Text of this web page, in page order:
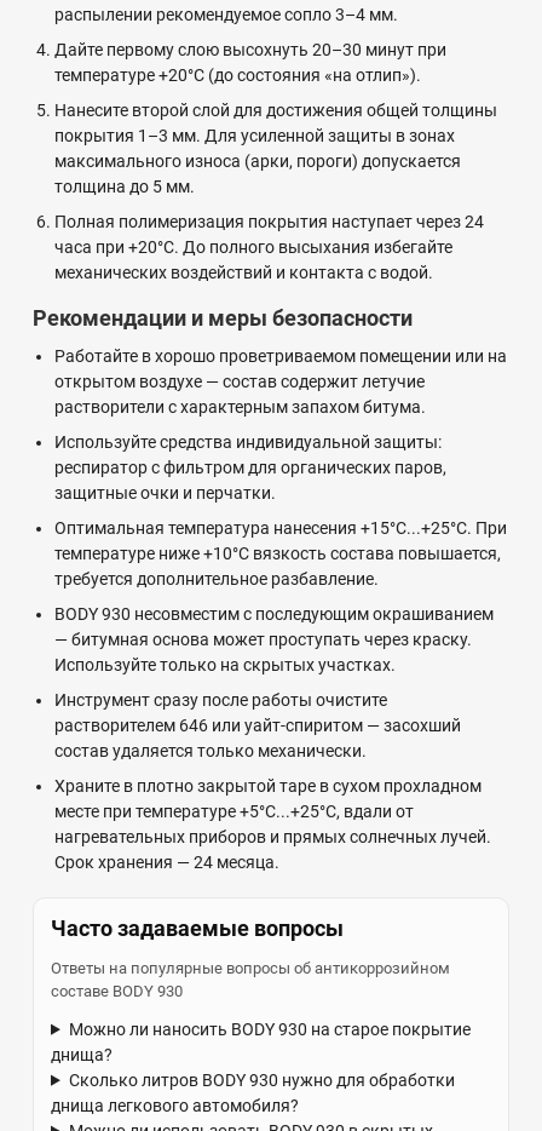
распылении рекомендуемое сопло 3–4 мм.
Дайте первому слою высохнуть 20–30 минут при
температуре +20°C (до состояния «на отлип»).
Нанесите второй слой для достижения общей толщины
покрытия 1–3 мм. Для усиленной защиты в зонах
максимального износа (арки, пороги) допускается
толщина до 5 мм.
Полная полимеризация покрытия наступает через 24
часа при +20°C. До полного высыхания избегайте
механических воздействий и контакта с водой.
Рекомендации и меры безопасности
Работайте в хорошо проветриваемом помещении или на
открытом воздухе — состав содержит летучие
растворители с характерным запахом битума.
Используйте средства индивидуальной защиты:
респиратор с фильтром для органических паров,
защитные очки и перчатки.
Оптимальная температура нанесения +15°C...+25°C. При
температуре ниже +10°C вязкость состава повышается,
требуется дополнительное разбавление.
BODY 930 несовместим с последующим окрашиванием
— битумная основа может проступать через краску.
Используйте только на скрытых участках.
Инструмент сразу после работы очистите
растворителем 646 или уайт-спиритом — засохший
состав удаляется только механически.
Храните в плотно закрытой таре в сухом прохладном
месте при температуре +5°C...+25°C, вдали от
нагревательных приборов и прямых солнечных лучей.
Срок хранения — 24 месяца.
Часто задаваемые вопросы
Ответы на популярные вопросы об антикоррозийном
составе BODY 930
Можно ли наносить BODY 930 на старое покрытие
днища?
Сколько литров BODY 930 нужно для обработки
днища легкового автомобиля?